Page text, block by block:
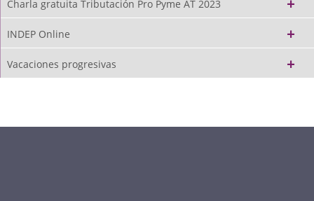
Charla gratuita Tributación Pro Pyme AT 2023
INDEP Online
Vacaciones progresivas